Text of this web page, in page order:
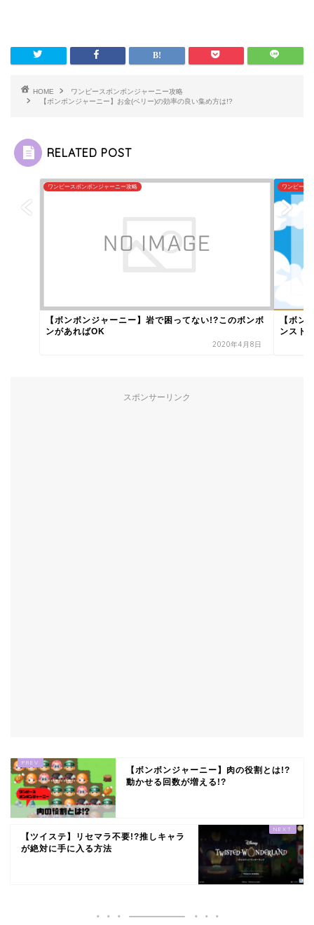
HOME
ワンピースボンボンジャーニー攻略
【ボンボンジャーニー】お金(ベリー)の効率の良い集め方は!?
RELATED POST
ワンピースボンボンジャーニー攻略
【ボンボンジャーニー】岩で困ってない!?このボンボ
ンがあればOK
2020年4月8日
ワンピース
【ボン
ンスト
スポンサーリンク
【ボンボンジャーニー】肉の役割とは!?
動かせる回数が増える!?
【ツイステ】リセマラ不要!?推しキャラ
が絶対に手に入る方法